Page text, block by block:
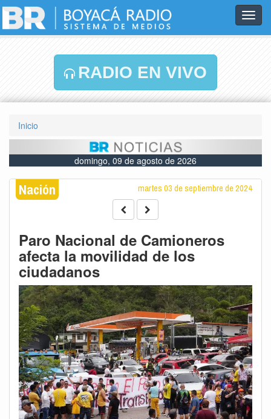
RADIO EN VIVO
Inicio
domingo, 09 de agosto de 2026
Nación martes 03 de septiembre de 2024
Paro Nacional de Camioneros
afecta la movilidad de los
ciudadanos